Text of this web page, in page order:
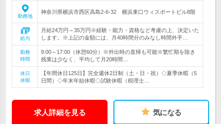
勤務地
神奈川県横浜市西区高島2-6-32 横浜東口ウィスポートビル8階
給与
月給24万円～35万円※経験・能力・資格など考慮の上、決定いた
します。※上記の金額には、月40時間分のみなし時間外手…
勤務
時間
9:00～17:00（休憩60分）※外出時の直帰も可能※繁忙期を除き
残業は少なく、平均して月20時間…
休日
休暇
【年間休日125日】完全週休2日制（土・日・祝）◇夏季休暇（5
日間）◇年末年始休暇◇試験休暇（税理士…
求人詳細を見る 気になる